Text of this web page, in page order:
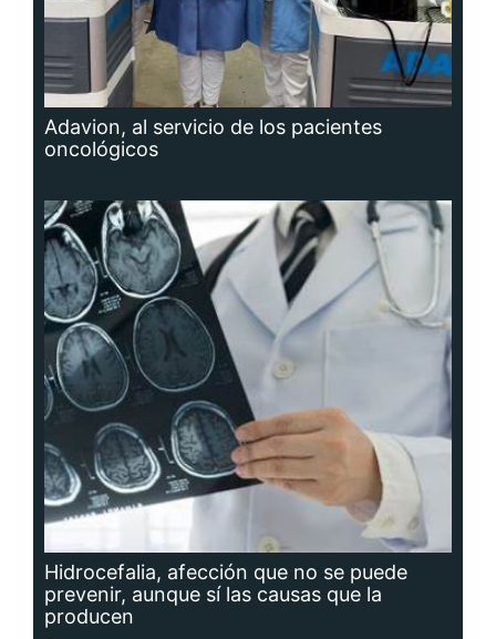
Adavion, al servicio de los pacientes
oncológicos
Hidrocefalia, afección que no se puede
prevenir, aunque sí las causas que la
producen